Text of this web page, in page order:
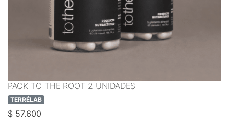
PACK TO THE ROOT 2 UNIDADES
TERRÉLAB
$ 57.600